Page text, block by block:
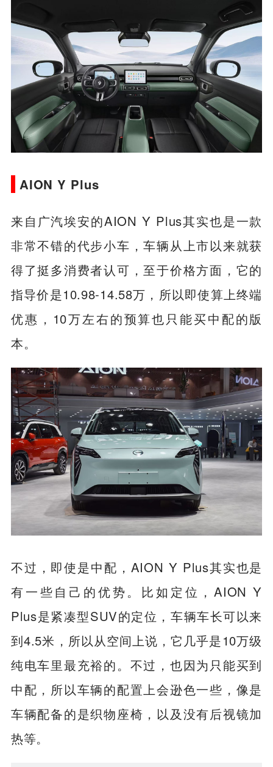
来自广汽埃安的AION Y Plus其实也是一款
非常不错的代步小车，车辆从上市以来就获
得了挺多消费者认可，至于价格方面，它的
指导价是10.98-14.58万，所以即使算上终端
优惠，10万左右的预算也只能买中配的版
本。
不过，即使是中配，AION Y Plus其实也是
有一些自己的优势。比如定位，AION Y
Plus是紧凑型SUV的定位，车辆车长可以来
到4.5米，所以从空间上说，它几乎是10万级
纯电车里最充裕的。不过，也因为只能买到
中配，所以车辆的配置上会逊色一些，像是
车辆配备的是织物座椅，以及没有后视镜加